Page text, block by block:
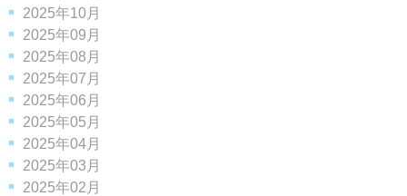
2025年10月
2025年09月
2025年08月
2025年07月
2025年06月
2025年05月
2025年04月
2025年03月
2025年02月